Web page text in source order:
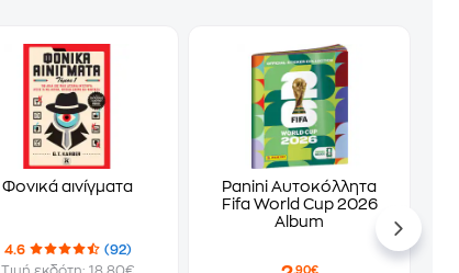
Φονικά αινίγματα
4.6
(92)
Panini Αυτοκόλλητα
Fifa World Cup 2026
Album
,90€